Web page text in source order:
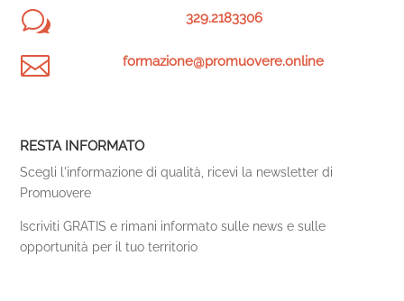
w 329.2183306
 formazione@promuovere.online
RESTA INFORMATO
Scegli l'informazione di qualità, ricevi la newsletter di
Promuovere
Iscriviti GRATIS e rimani informato sulle news e sulle
opportunità per il tuo territorio